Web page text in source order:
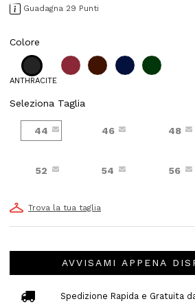
Guadagna 29 Punti
Colore
ANTHRACITE
Seleziona Taglia
44 46 48
52 54 56
Trova la tua taglia
AVVISAMI APPENA
Spedizione Rapida e Gratuita